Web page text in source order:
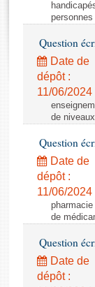
Rapports
Rapports
Rapports sur
Baromètre de
Dossiers
Budget et
Questions
Comptes
Liens vers
Question
Date de
dépôt :
11/06/2024
de
Question
Date de
dépôt :
11/06/2024
de
Question
Date de
dépôt :